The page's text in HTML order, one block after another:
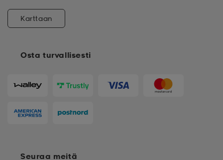
Osta turvallisesti
Karttaan
Seuraa meitä